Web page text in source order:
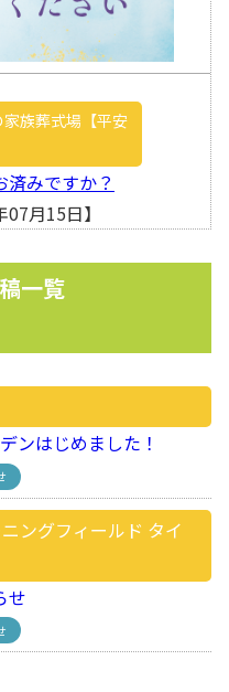
族葬式場【平安
みですか？
07月15日】
一覧
はじめました！
ングフィールド タイ
せ